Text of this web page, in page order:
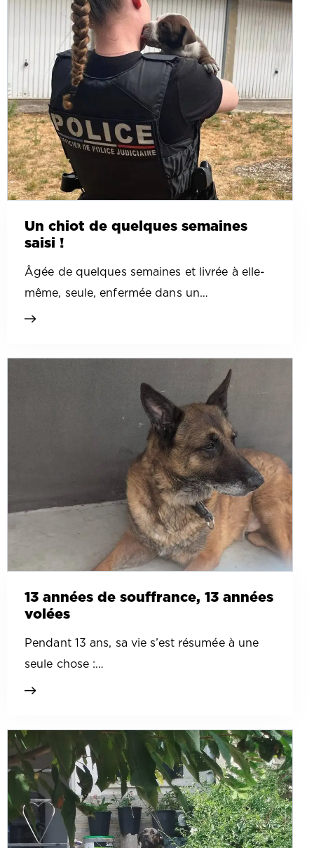
Un chiot de quelques semaines
saisi !
Âgée de quelques semaines et livrée à elle-
même, seule, enfermée dans un…
13 années de souffrance, 13 années
volées
Pendant 13 ans, sa vie s’est résumée à une
seule chose :…